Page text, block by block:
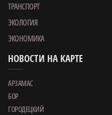
ТРАНСПОРТ
ЭКОЛОГИЯ
ЭКОНОМИКА
НОВОСТИ НА КАРТЕ
АРЗАМАС
БОР
ГОРОДЕЦКИЙ